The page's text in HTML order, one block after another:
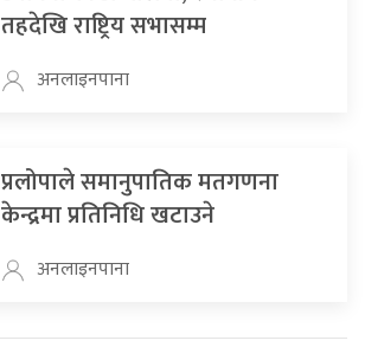
तहदेखि राष्ट्रिय सभासम्म
अनलाइनपाना
प्रलोपाले समानुपातिक मतगणना
केन्द्रमा प्रतिनिधि खटाउने
अनलाइनपाना